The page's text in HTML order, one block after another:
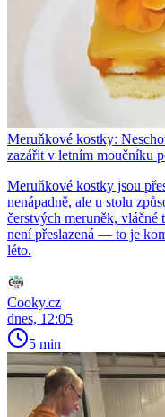
Meruňkové kostky:
zazářit v letním moučníku
Meruňkové kostky jsou
nenápadně, ale u stolu
čerstvých meruněk, vláčné
není přeslazená — to je
léto.
Cooky.cz
dnes, 12:05
5 min